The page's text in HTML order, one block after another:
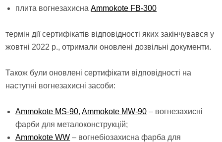
плита вогнезахиснаAmmokote FB-300
термін дії сертифікатів відповідності яких закінчувався у
жовтні 2022 р., отримали оновлені дозвільні документи.
Також були оновлені сертифікати відповідності на
наступні вогнезахисні засоби:
Ammokote MS-90,Ammokote MW-90 – вогнезахисні
фарби для металоконструкцій;
Ammokote WW – вогнебіозахисна фарба для